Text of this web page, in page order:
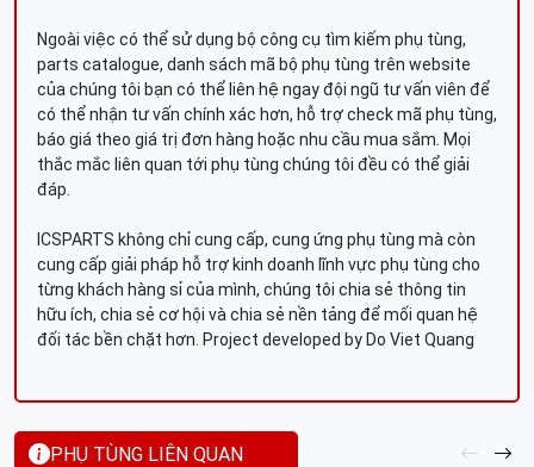
Ngoài việc có thể sử dụng bộ công cụ tìm kiếm phụ tùng,
parts catalogue, danh sách mã bộ phụ tùng trên website
của chúng tôi bạn có thể liên hệ ngay đội ngũ tư vấn viên để
có thể nhận tư vấn chính xác hơn, hỗ trợ check mã phụ tùng,
báo giá theo giá trị đơn hàng hoặc nhu cầu mua sắm. Mọi
thắc mắc liên quan tới phụ tùng chúng tôi đều có thể giải
đáp.
ICSPARTS không chỉ cung cấp, cung ứng phụ tùng mà còn
cung cấp giải pháp hỗ trợ kinh doanh lĩnh vực phụ tùng cho
từng khách hàng sỉ của mình, chúng tôi chia sẻ thông tin
hữu ích, chia sẻ cơ hội và chia sẻ nền tảng để mối quan hệ
đối tác bền chặt hơn. Project developed by Do Viet Quang
PHỤ TÙNG LIÊN QUAN